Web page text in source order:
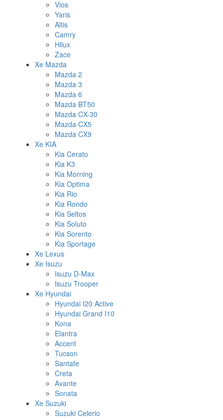
Vios
Yaris
Altis
Camry
Hilux
Zace
Xe Mazda
Mazda 2
Mazda 3
Mazda 6
Mazda BT50
Mazda CX-30
Mazda CX5
Mazda CX9
Xe KIA
Kia Cerato
Kia K3
Kia Morning
Kia Optima
Kia Rio
Kia Rondo
Kia Seltos
Kia Soluto
Kia Sorento
Kia Sportage
Xe Lexus
Xe Isuzu
Isuzu D-Max
Isuzu Trooper
Xe Hyundai
Hyundai I20 Active
Hyundai Grand I10
Kona
Elantra
Accent
Tucson
Santafe
Creta
Avante
Sonata
Xe Suzuki
Suzuki Celerio